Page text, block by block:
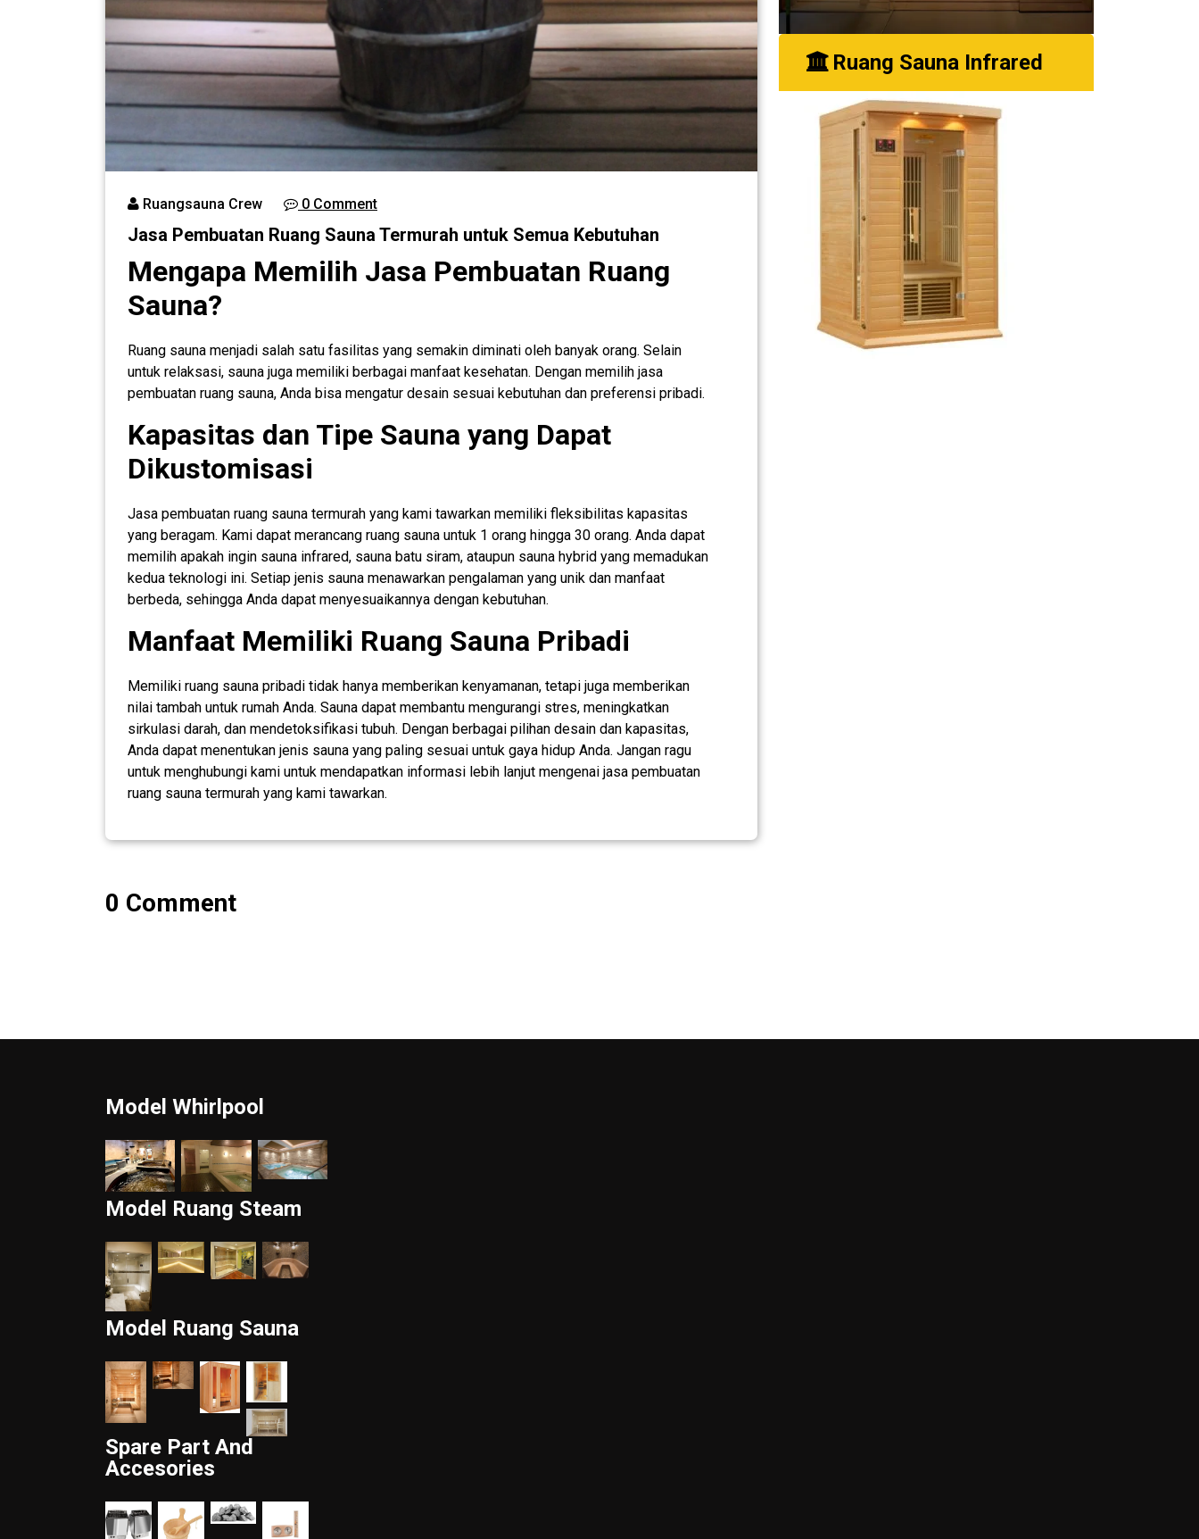
Ruangsauna Crew 0 Comment
Jasa Pembuatan Ruang Sauna Termurah untuk Semua Kebutuhan
Mengapa Memilih Jasa Pembuatan Ruang
Sauna?
Ruang sauna menjadi salah satu fasilitas yang semakin diminati oleh banyak orang. Selain
untuk relaksasi, sauna juga memiliki berbagai manfaat kesehatan. Dengan memilih jasa
pembuatan ruang sauna, Anda bisa mengatur desain sesuai kebutuhan dan preferensi pribadi.
Kapasitas dan Tipe Sauna yang Dapat
Dikustomisasi
Jasa pembuatan ruang sauna termurah yang kami tawarkan memiliki fleksibilitas kapasitas
yang beragam. Kami dapat merancang ruang sauna untuk 1 orang hingga 30 orang. Anda dapat
memilih apakah ingin sauna infrared, sauna batu siram, ataupun sauna hybrid yang memadukan
kedua teknologi ini. Setiap jenis sauna menawarkan pengalaman yang unik dan manfaat
berbeda, sehingga Anda dapat menyesuaikannya dengan kebutuhan.
Manfaat Memiliki Ruang Sauna Pribadi
Memiliki ruang sauna pribadi tidak hanya memberikan kenyamanan, tetapi juga memberikan
nilai tambah untuk rumah Anda. Sauna dapat membantu mengurangi stres, meningkatkan
sirkulasi darah, dan mendetoksifikasi tubuh. Dengan berbagai pilihan desain dan kapasitas,
Anda dapat menentukan jenis sauna yang paling sesuai untuk gaya hidup Anda. Jangan ragu
untuk menghubungi kami untuk mendapatkan informasi lebih lanjut mengenai jasa pembuatan
ruang sauna termurah yang kami tawarkan.
0 Comment
Ruang Sauna Infrared
Model Whirlpool
Model Ruang Steam
Model Ruang Sauna
Spare Part And
Accesories